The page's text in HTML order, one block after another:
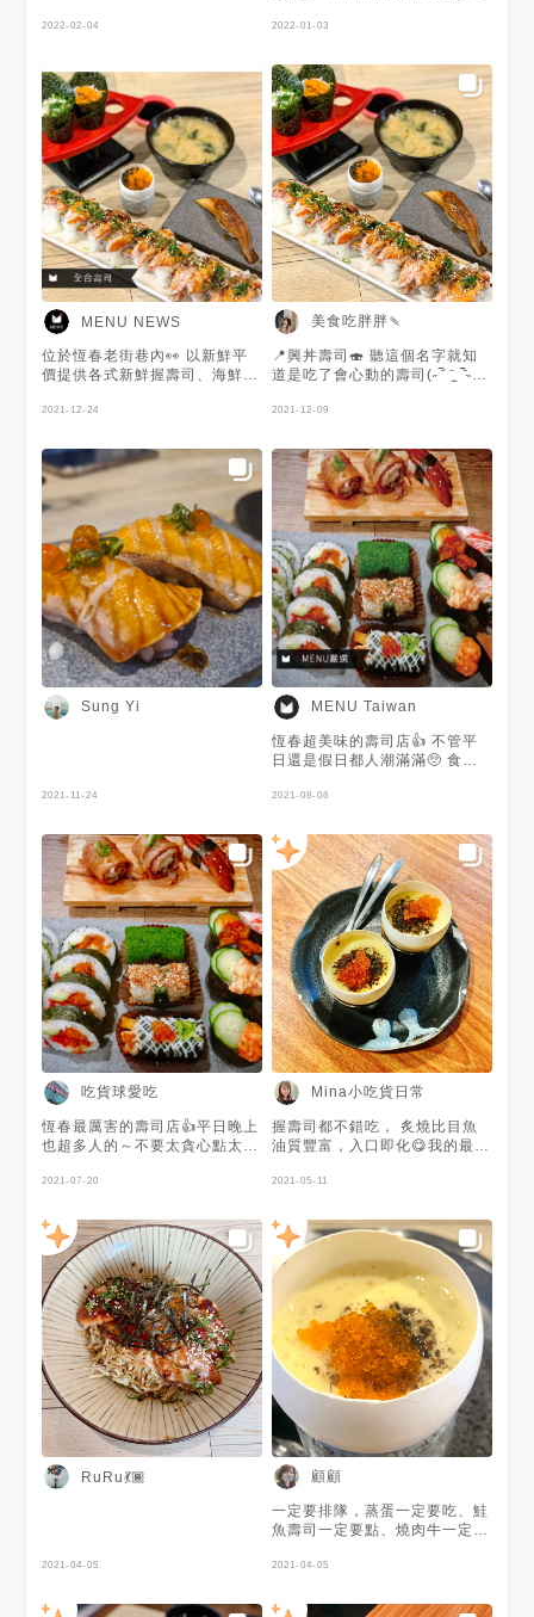
2022-02-04 2022-01-03
MENU NEWS
位於恆春老街巷內👀 以新鮮平
價提供各式新鮮握壽司、海鮮丼
偏迷你🥺 炙燒過的比目魚油脂
美食吃胖胖🍡 提供美照🧡
2021-12-24
美食吃胖胖🍡
📍興丼壽司🍣 聽這個名字就知
道是吃了會心動的壽司(˶‾᷄ ⁻̫ ‾᷅˵)
嗯嗯嗯這個很好吃！！心中的那
個熱愛炙燒鮭魚的女子，一定要
嚐嚐看的吧 鮭魚本身就很美味
再加上炙燒的口感還有起司 直
接無敵⋯⋯整個人幸福起來！🥰
一人吃完一捲的話真的會飽到天
靈蓋 不過我是沒這樣做啦 不想
肚子皮破掉😂 🔸松露蒸蛋 我真
的好久沒吃到這麼好吃的蒸蛋了
🥺 而且這個又好特別是松露加
上明太子 口感直接疊加上去以
外層次也很分明 松露的點綴並
沒有因為這樣而搶了明太子的風
采 反而搭配的非常滿分💯我喜
歡！吃一個不過癮🥲 小小建議
⚠️開汽車真的會很難停車 我跟
友人繞了非常久🤣 印象中附近
也沒有停車場 就真的要靠運氣
燒穴子握壽司 $55 🔺珠蔥鮪魚
露蒸蛋 $35 🔺味增湯 $30 - 🚩
【興丼壽司｜屏東恆春】 🏠：
屏東縣恆春鎮中山路139號 ⏰：
11:00-14:00/17:00-20:30
☎️：08-889-1314 ⚠️：可先打
電話訂位 #15吃貨 #15吃屏東
#屏東美食 #墾丁美食 #恆春美
食 #日式壽司#炙燒鮭魚 #日式
料理 #壽司 #鮭魚 #興丼壽司 #
手捲 #松露 #蒸蛋 #恆春 #墾丁
#手機食先 #pingtungfood
#igfood #foodie #photo
#yummy #popyummy
#popyummy屏東 #sushi #味
增湯 #yummyday #yummyday
屏東
2021-12-09
Sung Yi
2021-11-24
MENU Taiwan
恆春超美味的壽司店👍 不管平
日還是假日都人潮滿滿🥺 食材
每一款都食物都美得像藝術品啊
錯過這間店的海膽❗️❗️ 但是要小心
不要太貪心點太多啊🥴 謝謝@
吃貨球愛吃提供美照❤️
2021-08-06
吃貨球愛吃
恆春最厲害的壽司店👍平日晚上
也超多人的～不要太貪心點太多
結果根本吃不完😅 #恆春美食 #
2021-07-20
Mina小吃貨日常
握壽司都不錯吃， 炙燒比目魚
油質豐富，入口即化😋我的最愛
郁香氣～很驚艷 ️ #mina吃貨人
2021-05-11
RuRu💃🏾
2021-04-05
顧顧
一定要排隊，蒸蛋一定要吃、鮭
魚壽司一定要點、燒肉牛一定要
2021-04-05